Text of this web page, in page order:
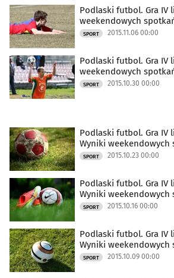
Podlaski futbol. Gra IV
weekendowych
SPORT 2015.11.06 00:00
Podlaski futbol. Gra IV
weekendowych
SPORT 2015.10.30 00:00
Podlaski futbol. Gra IV
Wyniki weekendowych
SPORT 2015.10.23 00:00
Podlaski futbol. Gra IV
Wyniki weekendowych
SPORT 2015.10.16 00:00
Podlaski futbol. Gra IV
Wyniki weekendowych
SPORT 2015.10.09 00:00